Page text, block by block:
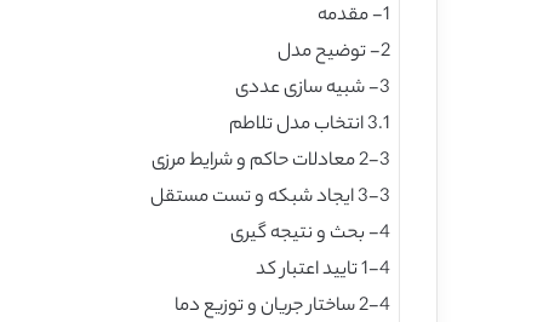
1- مقدمه
2- توضیح مدل
3- شبیه سازی عددی
3.1 انتخاب مدل تلاطم
2-3 معادلات حاکم و شرایط مرزی
3-3 ایجاد شبکه و تست مستقل
4- بحث و نتیجه گیری
1-4 تایید اعتبار کد
2-4 ساختار جریان و توزیع دما